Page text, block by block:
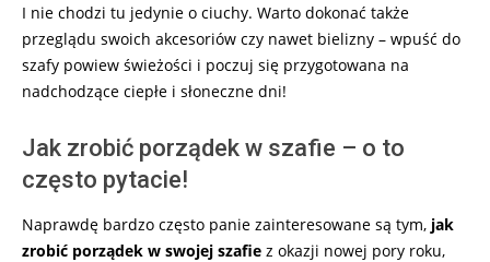
I nie chodzi tu jedynie o ciuchy. Warto dokonać także
przeglądu swoich akcesoriów czy nawet bielizny – wpuść do
szafy powiew świeżości i poczuj się przygotowana na
nadchodzące ciepłe i słoneczne dni!
Jak zrobić porządek w szafie – o to
często pytacie!
Naprawdę bardzo często panie zainteresowane są tym, jak
zrobić porządek w swojej szafie z okazji nowej pory roku,